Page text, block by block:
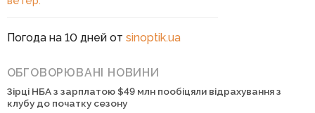
Погода на 10 дней от sinoptik.ua
ОБГОВОРЮВАНІ НОВИНИ
Зірці НБА з зарплатою $49 млн пообіцяли відрахування з
клубу до початку сезону